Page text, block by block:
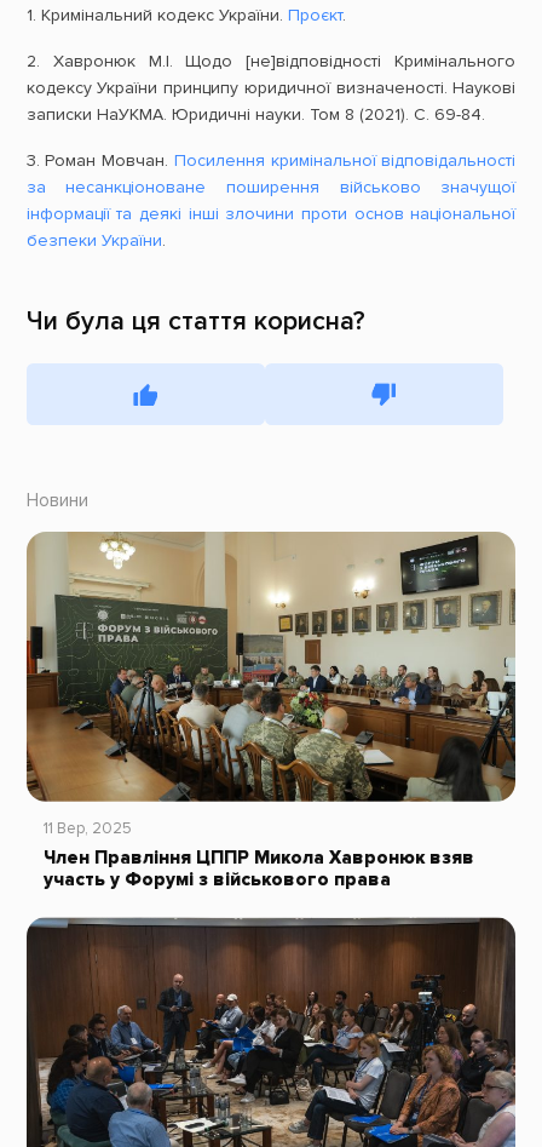
1. Кримінальний кодекс України. Проєкт.
2. Хавронюк М.І. Щодо [не]відповідності Кримінального
кодексу України принципу юридичної визначеності. Наукові
записки НаУКМА. Юридичні науки. Том 8 (2021). С. 69-84.
3. Роман Мовчан. Посилення кримінальної відповідальності
за несанкціоноване поширення військово значущої
інформації та деякі інші злочини проти основ національної
безпеки України.
Чи була ця стаття корисна?
Новини
11 Вер, 2025
Член Правління ЦППР Микола Хавронюк взяв
участь у Форумі з військового права